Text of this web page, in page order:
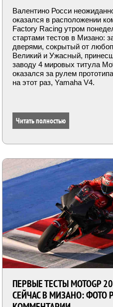
Валентино Росси
оказался в расположении
Factory Racing утром
стартами тестов в Мизано:
дверями, сокрытый от
Великий и Ужасный,
заводу 4 мировых титула
оказался за рулем
на этот раз, Yamaha V4.
Читать полностью
ПЕРВЫЕ ТЕСТЫ MOTOGP
СЕЙЧАС В МИЗАНО: ФОТО